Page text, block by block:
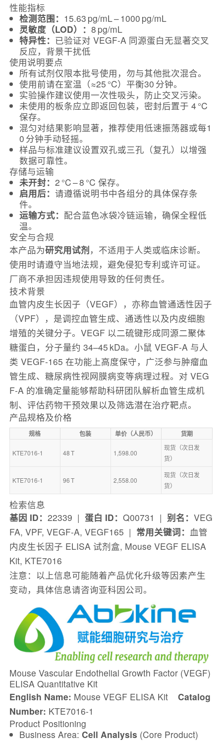
性能指标
检测范围： 15.63 pg/mL – 1000 pg/mL
灵敏度（LOD）： 8 pg/mL
特异性： 已验证对 VEGF‑A 同源蛋白无显著交叉
反应，背景干扰低
使用说明要点
所有试剂仅限本批号使用，勿与其他批次混合。
使用前请在室温（≈25 °C）平衡30 分钟。
实验操作建议使用一次性吸头，防止交叉污染。
未使用的板条应立即返回包装，密封后置于 4 °C
保存。
混匀对结果影响显著，推荐使用低速振荡器或每1
0 分钟手动轻摇。
样品与标准建议设置双孔或三孔（复孔）以增强
数据可靠性。
存储与运输
未开封： 2 °C – 8 °C 保存。
启用后： 请遵循说明书中各组分的具体保存条
件。
运输方式： 配合蓝色冰袋冷链运输，确保全程低
温。
安全与合规
本产品为研究用试剂，不适用于人类或临床诊断。
使用时请遵守当地法规，避免侵犯专利或许可证。
厂商不承担因违规使用导致的任何责任。
技术背景
血管内皮生长因子（VEGF），亦称血管通透性因子
（VPF），是调控血管生成、通透性以及内皮细胞
增殖的关键分子。VEGF 以二硫键形成同源二聚体
糖蛋白，分子量约 34–45 kDa。小鼠 VEGF‑A 与人
类 VEGF‑165 在功能上高度保守，广泛参与肿瘤血
管生成、糖尿病性视网膜病变等病理过程。对 VEG
F‑A 的准确定量能够帮助科研团队解析血管生成机
制、评估药物干预效果以及筛选潜在治疗靶点。
产品规格及价格
规格 包装 单价（人民币） 货期
KTE7016-1 48 T 1,598.00
现货（次日发
货）
KTE7016-1 96 T 2,558.00
现货（次日发
货）
检索信息
基因 ID： 22339 | 蛋白 ID： Q00731 | 别名： VEG
FA, VPF, VEGF‑A, VEGF165 | 常用关键词： 血管
内皮生长因子 ELISA 试剂盒, Mouse VEGF ELISA
Kit, KTE7016
注意：以上信息可能随着产品优化升级等因素产生
变动，具体信息请咨询亚科因公司。
Mouse Vascular Endothelial Growth Factor (VEGF)
ELISA Quantitative Kit
English Name: Mouse VEGF ELISA Kit Catalog
Number: KTE7016-1
Product Positioning
Business Area: Cell Analysis (Core Product)